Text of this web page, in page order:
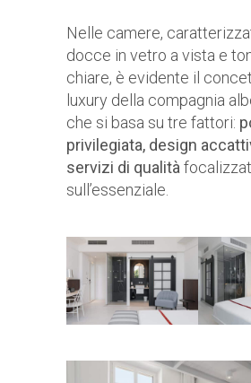
Nelle camere,
docce in vetro a vista e
chiare, è evidente il
luxury della compagnia
che si basa su tre fattori:
privilegiata, design
servizi di qualità
sull’essenziale.